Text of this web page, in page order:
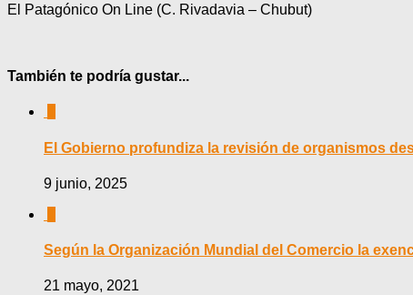
El Patagónico On Line (C. Rivadavia – Chubut)
También te podría gustar...
El Gobierno profundiza la revisión de organismos
9 junio, 2025
Según la Organización Mundial del Comercio la
21 mayo, 2021